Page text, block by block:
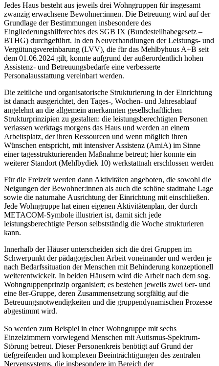
Jedes Haus besteht aus jeweils drei Wohngruppen für insgesamt
zwanzig erwachsene Bewohner:innen. Die Betreuung wird auf der
Grundlage der Bestimmungen insbesondere des
Eingliederungshilferechtes des SGB IX (Bundesteilhabegesetz –
BTHG) durchgeführt. In den Neuverhandlungen der Leistungs- und
Vergütungsvereinbarung (LVV), die für das Mehlbyhuus A+B seit
dem 01.06.2024 gilt, konnte aufgrund der außerordentlich hohen
Assistenz- und Betreuungsbedarfe eine verbesserte
Personalausstattung vereinbart werden.
Die zeitliche und organisatorische Strukturierung in der Einrichtung
ist danach ausgerichtet, den Tages-, Wochen- und Jahresablauf
angelehnt an die allgemein anerkannten gesellschaftlichen
Strukturprinzipien zu gestalten: die leistungsberechtigten Personen
verlassen werktags morgens das Haus und werden an einem
Arbeitsplatz, der ihren Ressourcen und wenn möglich ihren
Wünschen entspricht, mit intensiver Assistenz (AmiA) im Sinne
einer tagesstrukturierenden Maßnahme betreut; hier konnte ein
weiterer Standort (Mehlbydiek 10) werkstattnah erschlossen werden
Für die Freizeit werden dann Aktivitäten angeboten, die sowohl die
Neigungen der Bewohner:innen als auch die schöne stadtnahe Lage
sowie die naturnahe Ausrichtung der Einrichtung mit einschließen.
Jede Wohngruppe hat einen eigenen Aktivitätenplan, der durch
METACOM-Symbole illustriert ist, damit sich jede
leistungsberechtigte Person selbstständig die Woche strukturieren
kann.
Innerhalb der Häuser unterscheiden sich die drei Gruppen im
Schwerpunkt der pädagogischen Arbeit voneinander und werden je
nach Bedarfssituation der Menschen mit Behinderung konzeptionell
weiterentwickelt. In beiden Häusern wird die Arbeit nach dem sog.
Wohngruppenprinzip organisiert; es bestehen jeweils zwei 6er- und
eine 8er-Gruppe, deren Zusammensetzung sorgfältig auf die
Betreuungsnotwendigkeiten und die gruppendynamischen Prozesse
abgestimmt wird.
So werden zum Beispiel in einer Wohngruppe mit sechs
Einzelzimmern vorwiegend Menschen mit Autismus-Spektrum-
Störung betreut. Dieser Personenkreis benötigt auf Grund der
tiefgreifenden und komplexen Beeinträchtigungen des zentralen
Nervensystems, die insbesondere im Bereich der